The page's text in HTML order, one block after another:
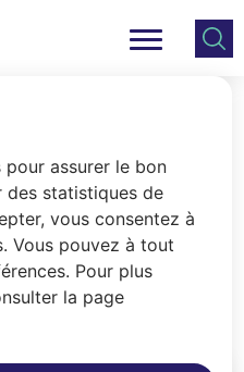
assurer le bon
des statistiques de
vous consentez à
Vous pouvez à tout
Pour plus
la page
Consulter
le plan
Menu principal
traitement.
de ramassage.